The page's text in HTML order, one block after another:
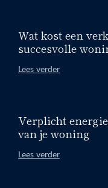
Wat kost een
succesvolle
Lees verder
Verplicht
van je woning
Lees verder